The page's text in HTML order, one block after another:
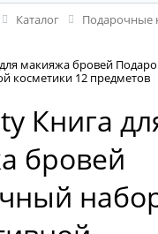
Каталог
Подарочные
для макияжа бровей
косметики 12 предметов
Книга
бровей